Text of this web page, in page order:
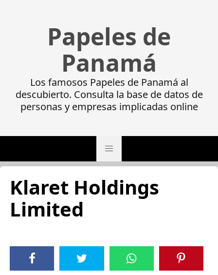
Papeles de
Panamá
Los famosos Papeles de Panamá al
descubierto. Consulta la base de datos de
personas y empresas implicadas online
Klaret Holdings
Limited